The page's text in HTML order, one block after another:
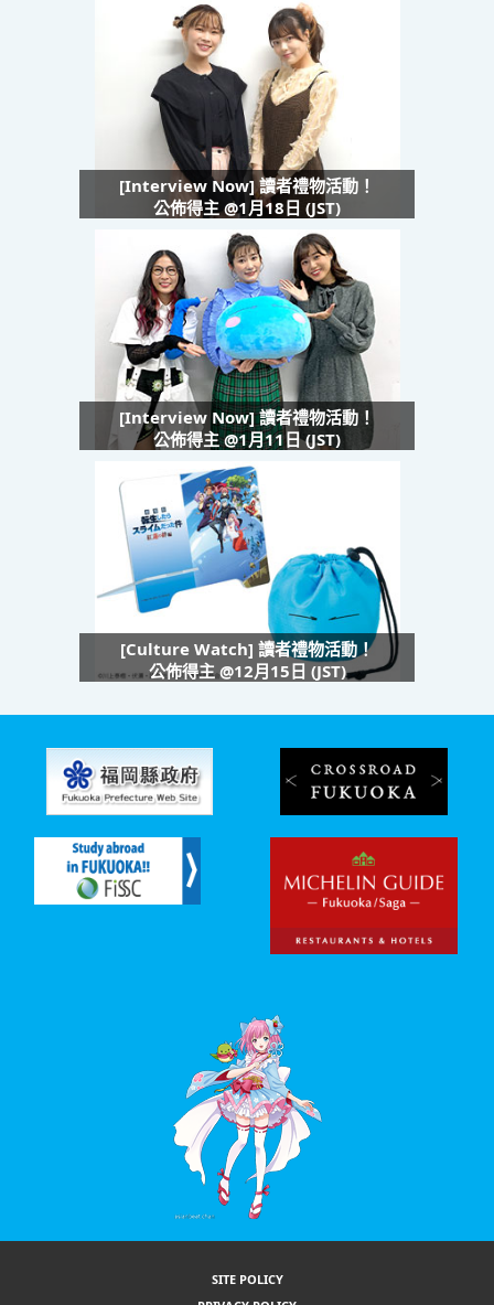
[Interview Now] 讀者禮物活動！
公佈得主 @1月18日 (JST)
[Interview Now] 讀者禮物活動！
公佈得主 @1月11日 (JST)
[Culture Watch] 讀者禮物活動！
公佈得主 @12月15日 (JST)
SITE POLICY